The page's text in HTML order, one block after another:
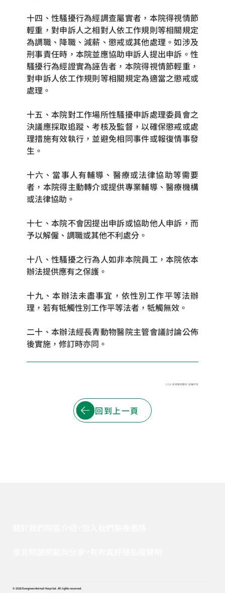
十四、性騷擾行為經調查屬實者，本院得視情節
輕重，對申訴人之相對人依工作規則等相關規定
為調職、降職、減薪、懲戒或其他處理。如涉及
刑事責任時，本院並應協助申訴人提出申訴。性
騷擾行為經證實為誣告者，本院得視情節輕重，
對申訴人依工作規則等相關規定為適當之懲戒或
處理。
十五、本院對工作場所性騷擾申訴處理委員會之
決議應採取追蹤、考核及監督，以確保懲戒或處
理措施有效執行，並避免相同事件或報復情事發
生。
十六、當事人有輔導、醫療或法律協助等需要
者，本院得主動轉介或提供專業輔導、醫療機構
或法律協助。
十七、本院不會因提出申訴或協助他人申訴，而
予以解僱、調職或其他不利處分。
十八、性騷擾之行為人如非本院員工，本院依本
辦法提供應有之保護。
十九、本辦法未盡事宜，依性別工作平等法辦
理，若有牴觸性別工作平等法者，牴觸無效。
二十、本辦法經長青動物醫院主管會議討論公佈
後實施，修訂時亦同。
2026 長青動物醫院 版權所有
回到上一頁
© 2026 Evergreen Animal Hospital. All rights reserved.